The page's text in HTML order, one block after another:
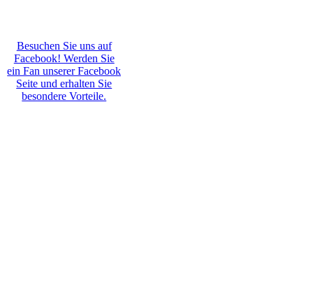
Besuchen Sie uns auf
Facebook! Werden Sie
ein Fan unserer Facebook
Seite und erhalten Sie
besondere Vorteile.